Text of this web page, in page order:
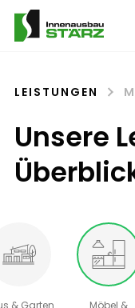
LEISTUNGEN
Unsere
& Garten
Möbel &